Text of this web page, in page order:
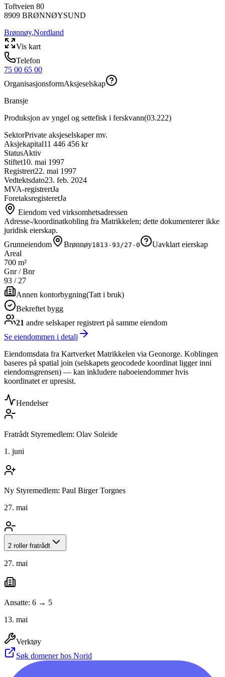
Toftveien 80
8909 BRØNNØYSUND
Brønnøy,Nordland
Vis kart
Telefon
75 00 65 00
OrganisasjonsformAksjeselskap
Bransje
Produksjon av yngel og settefisk i ferskvann(03.222)
SektorPrivate aksjeselskaper mv.
Aksjekapital11 446 456 kr
StatusAktiv
Stiftet10. mai 1997
Registrert22. mai 1997
Vedtektsdato23. feb. 2024
MVA-registrertJa
ForetaksregisteretJa
Eiendom ved virksomhetsadressen
Adresse-/koordinatkobling fra Matrikkelen; dette dokumenterer ikke
juridisk eierskap.
Grunneiendom
Brønnøy1813-93/27-0
Uavklart eierskap
Areal
700 m²
Gnr / Bnr
93 /27
Annen kontorbygning(Tatt i bruk)
Bekreftet bygg
21 andre selskaperregistrert på samme eiendom
Se eiendommen i detalj
Eiendomsdata fra Kartverket Matrikkelen via Geonorge. Koblingen
baseres på spatial join (selskapets geocodede koordinat ligger inni
eiendomsgrensen) — kan inkludere naboeiendommer hvis
koordinatet er upresist.
Hendelser
Fratrådt Styremedlem: Olav Soleide
1. juni
Ny Styremedlem: Paul Birger Torgnes
27. mai
2 roller fratrådt
27. mai
Ansatte: 6 → 5
13. mai
Verktøy
Søk domener hos Norid